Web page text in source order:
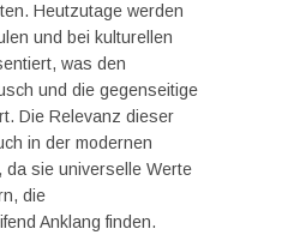
Heutzutage werden
und bei kulturellen
was den
und die gegenseitige
Die Relevanz dieser
in der modernen
da sie universelle Werte
die
Anklang finden.